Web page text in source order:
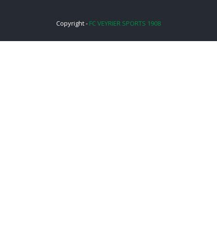
Copyright - FC VEYRIER SPORTS 1908